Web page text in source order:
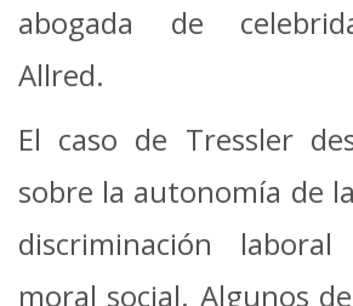
abogada de
Allred.
El caso de Tressler
sobre la autonomía de
discriminación
moral social. Algunos